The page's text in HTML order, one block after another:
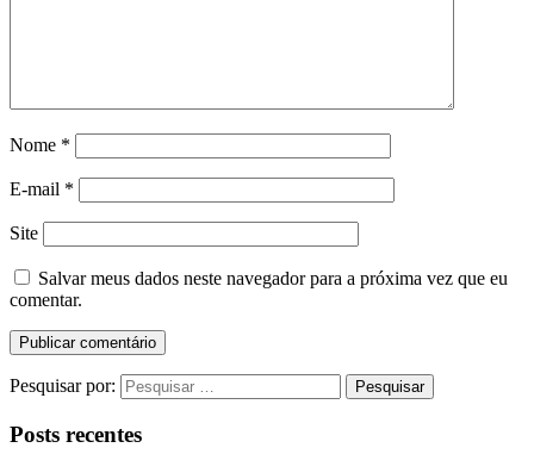
Nome *
E-mail *
Site
Salvar meus dados neste navegador para a próxima vez que eu
comentar.
Pesquisar por:
Posts recentes